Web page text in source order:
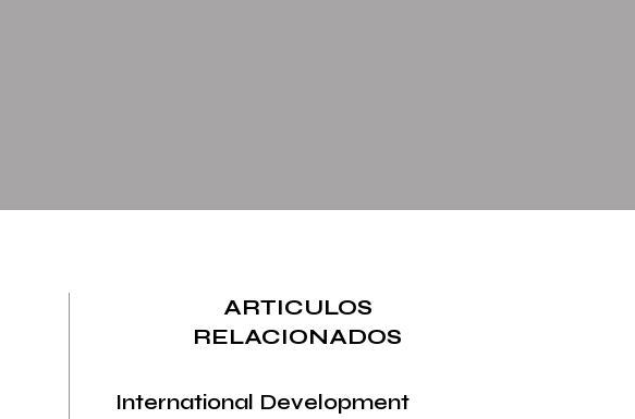
ARTICULOS
RELACIONADOS
International Development